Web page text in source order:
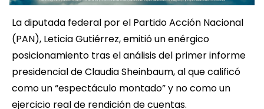
La diputada federal por el Partido Acción Nacional
(PAN), Leticia Gutiérrez, emitió un enérgico
posicionamiento tras el análisis del primer informe
presidencial de Claudia Sheinbaum, al que calificó
como un “espectáculo montado” y no como un
ejercicio real de rendición de cuentas.